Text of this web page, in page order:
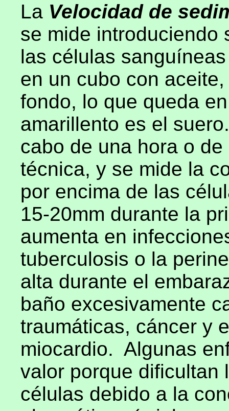
La Velocidad de
se mide introduciendo
las células
en un cubo con
fondo, lo que queda
amarillento es el
cabo de una hora o
técnica, y se mide la
por encima de las
15-20mm durante la
aumenta en
tuberculosis o la
alta durante el
baño excesivamente
traumáticas, cáncer y
miocardio. Algunas
valor porque dificultan
células debido a la